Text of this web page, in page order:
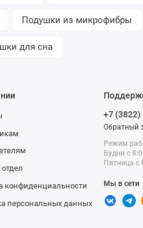
Подушки из микрофибры
для сна
конфиденциальности
персональных данных
+7 (3822)
Обратный
Режим
Будни с
Пятница с
Мы в сети